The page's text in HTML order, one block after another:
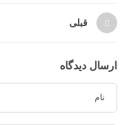
قبلی
ارسال دیدگاه